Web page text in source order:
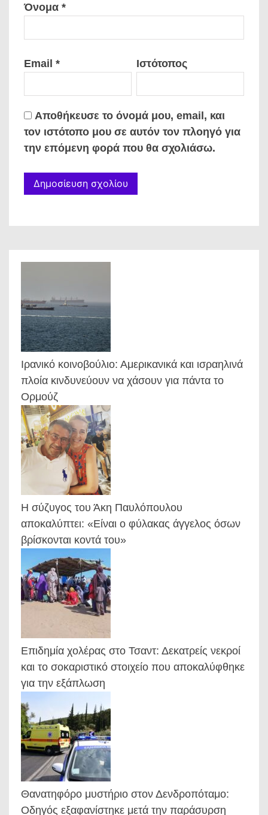
Όνομα *
Email * Ιστότοπος
Αποθήκευσε το όνομά μου, email, και
τον ιστότοπο μου σε αυτόν τον πλοηγό για
την επόμενη φορά που θα σχολιάσω.
Ιρανικό κοινοβούλιο: Αμερικανικά και ισραηλινά
πλοία κινδυνεύουν να χάσουν για πάντα το
Ορμούζ
Η σύζυγος του Άκη Παυλόπουλου
αποκαλύπτει: «Είναι ο φύλακας άγγελος όσων
βρίσκονται κοντά του»
Επιδημία χολέρας στο Τσαντ: Δεκατρείς νεκροί
και το σοκαριστικό στοιχείο που αποκαλύφθηκε
για την εξάπλωση
Θανατηφόρο μυστήριο στον Δενδροπόταμο:
Οδηγός εξαφανίστηκε μετά την παράσυρση